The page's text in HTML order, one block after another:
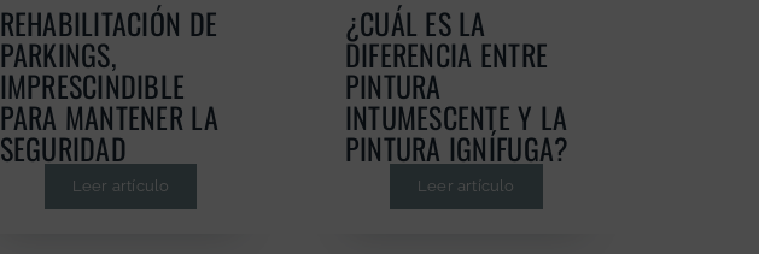
REHABILITACIÓN DE
PARKINGS,
IMPRESCINDIBLE
PARA MANTENER LA
SEGURIDAD
Leer artículo
¿CUÁL ES LA
DIFERENCIA ENTRE
PINTURA
INTUMESCENTE Y LA
PINTURA IGNÍFUGA?
Leer artículo